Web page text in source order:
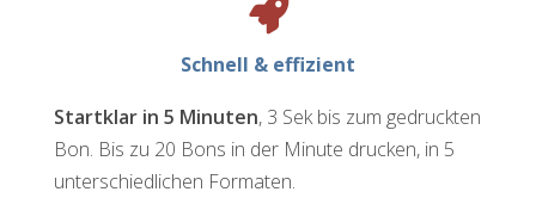
Schnell & effizient
Startklar in 5 Minuten, 3 Sek bis zum gedruckten
Bon. Bis zu 20 Bons in der Minute drucken, in 5
unterschiedlichen Formaten.